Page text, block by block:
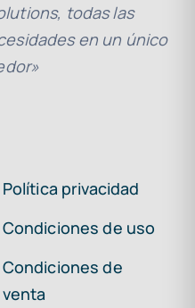
todas las
en un único
Política privacidad
Condiciones de uso
Condiciones de
venta